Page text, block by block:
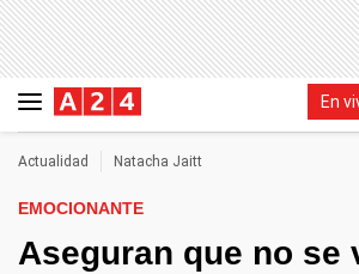
En
Actualidad Natacha Jaitt
EMOCIONANTE
Aseguran que no se